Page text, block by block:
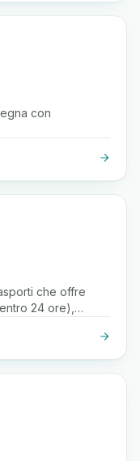
con
che offre
24 ore),